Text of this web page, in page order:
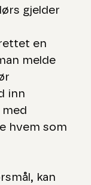
gjelder
en
melde
inn
hvem som
kan